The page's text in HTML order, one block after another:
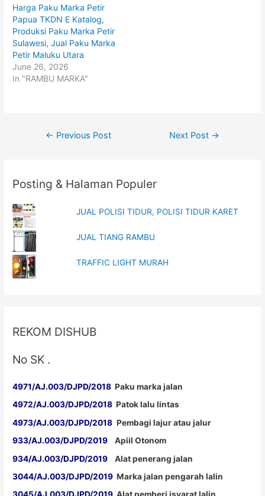
p
e
n
s
i
n
n
e
w
w
i
n
O
p
e
n
s
i
n
n
e
w
w
i
Harga Paku Marka Petir
Papua TKDN E Katalog,
Produksi Paku Marka Petir
Sulawesi, Jual Paku Marka
Petir Maluku Utara
June 26, 2026
In "RAMBU MARKA"
Post
← Previous Post Next Post →
Posting & Halaman Populer
JUAL POLISI TIDUR, POLISI TIDUR KARET
JUAL TIANG RAMBU
TRAFFIC LIGHT MURAH
REKOM DISHUB
No SK .
4971/AJ.003/DJPD/2018 Paku marka jalan
4972/AJ.003/DJPD/2018 Patok lalu lintas
4973/AJ.003/DJPD/2018 Pembagi lajur atau jalur
933/AJ.003/DJPD/2019 Apiil Otonom
934/AJ.003/DJPD/2019 Alat penerang jalan
3044/AJ.003/DJPD/2019 Marka jalan pengarah lalin